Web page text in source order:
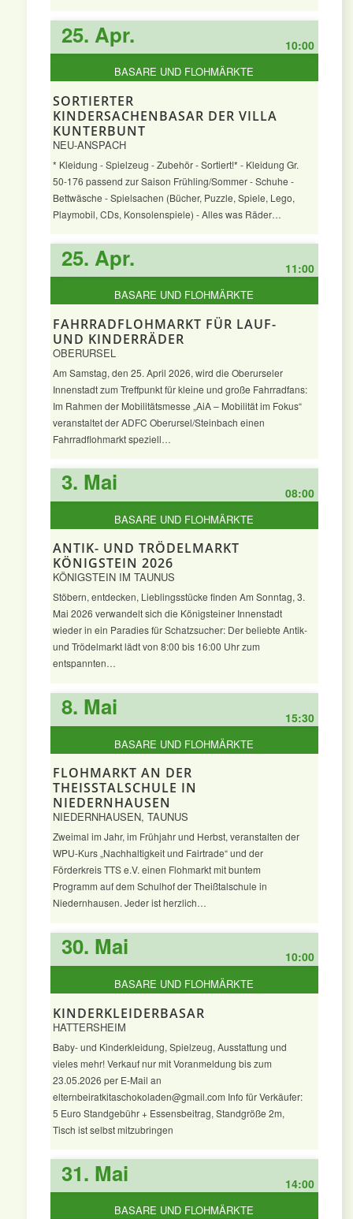
25. Apr. 10:00
SORTIERTER
KINDERSACHENBASAR DER VILLA
KUNTERBUNT
NEU-ANSPACH
* Kleidung - Spielzeug - Zubehör - Sortiert!* - Kleidung Gr.
50-176 passend zur Saison Frühling/Sommer - Schuhe -
Bettwäsche - Spielsachen (Bücher, Puzzle, Spiele, Lego,
Playmobil, CDs, Konsolenspiele) - Alles was Räder…
BASARE UND FLOHMÄRKTE
25. Apr. 11:00
FAHRRADFLOHMARKT FÜR LAUF-
UND KINDERRÄDER
OBERURSEL
Am Samstag, den 25. April 2026, wird die Oberurseler
Innenstadt zum Treffpunkt für kleine und große Fahrradfans:
Im Rahmen der Mobilitätsmesse „AiA – Mobilität im Fokus“
veranstaltet der ADFC Oberursel/Steinbach einen
Fahrradflohmarkt speziell…
BASARE UND FLOHMÄRKTE
3. Mai 08:00
ANTIK- UND TRÖDELMARKT
KÖNIGSTEIN 2026
KÖNIGSTEIN IM TAUNUS
Stöbern, entdecken, Lieblingsstücke finden Am Sonntag, 3.
Mai 2026 verwandelt sich die Königsteiner Innenstadt
wieder in ein Paradies für Schatzsucher: Der beliebte Antik-
und Trödelmarkt lädt von 8:00 bis 16:00 Uhr zum
entspannten…
BASARE UND FLOHMÄRKTE
8. Mai 15:30
FLOHMARKT AN DER
THEISSTALSCHULE IN N
IEDERNHAUSEN
NIEDERNHAUSEN, TAUNUS
Zweimal im Jahr, im Frühjahr und Herbst, veranstalten der
WPU-Kurs „Nachhaltigkeit und Fairtrade“ und der
Förderkreis TTS e.V. einen Flohmarkt mit buntem
Programm auf dem Schulhof der Theißtalschule in
Niedernhausen. Jeder ist herzlich…
BASARE UND FLOHMÄRKTE
30. Mai 10:00
KINDERKLEIDERBASAR
HATTERSHEIM
Baby- und Kinderkleidung, Spielzeug, Ausstattung und
vieles mehr! Verkauf nur mit Voranmeldung bis zum
23.05.2026 per E-Mail an
elternbeiratkitaschokoladen@gmail.com Info für Verkäufer:
5 Euro Standgebühr + Essensbeitrag, Standgröße 2m,
Tisch ist selbst mitzubringen
BASARE UND FLOHMÄRKTE
31. Mai 14:00
BASARE UND FLOHMÄRKTE